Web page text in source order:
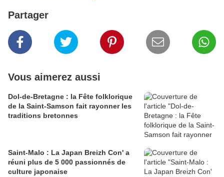
Partager
Vous aimerez aussi
Dol-de-Bretagne : la Fête folklorique
de la Saint-Samson fait rayonner les
traditions bretonnes
Saint-Malo : La Japan Breizh Con' a
réuni plus de 5 000 passionnés de
culture japonaise